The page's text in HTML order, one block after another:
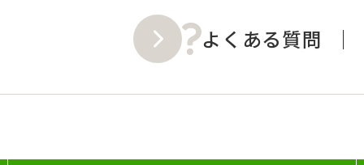
よくある質問